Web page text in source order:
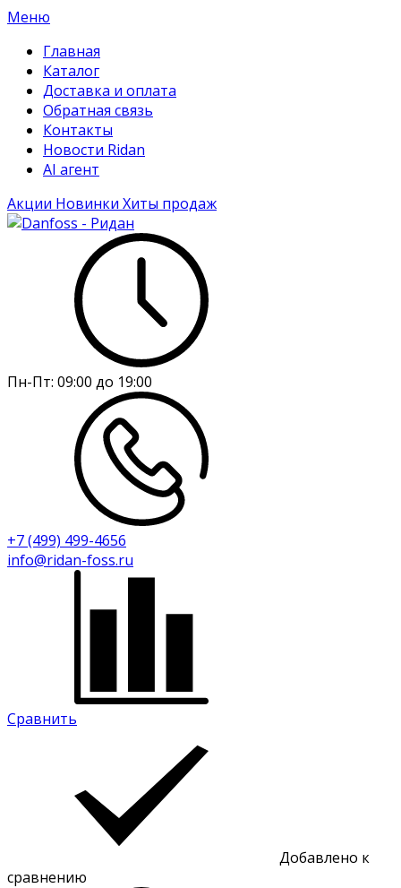
Меню
Главная
Каталог
Доставка и оплата
Обратная связь
Контакты
Новости Ridan
AI агент
Акции Новинки Хиты продаж
Пн-Пт: 09:00 до 19:00
+7 (499) 499-4656
info@ridan-foss.ru
Сравнить
Добавлено к
сравнению